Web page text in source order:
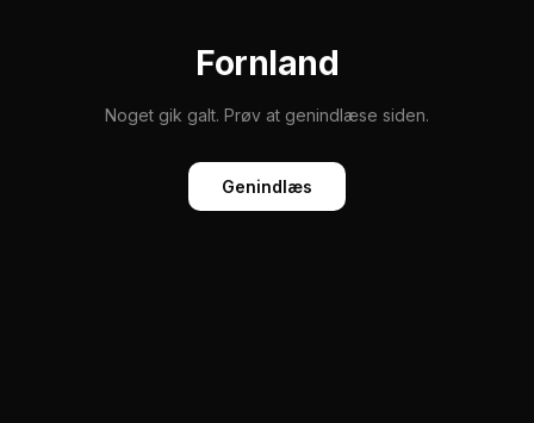
Fornland
Noget gik galt. Prøv at genindlæse siden.
Genindlæs